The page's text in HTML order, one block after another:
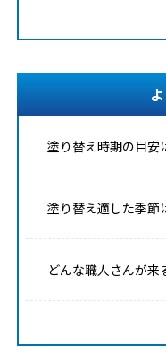
塗り替え時期の目安
塗り替え適した季節
どんな職人さんが来